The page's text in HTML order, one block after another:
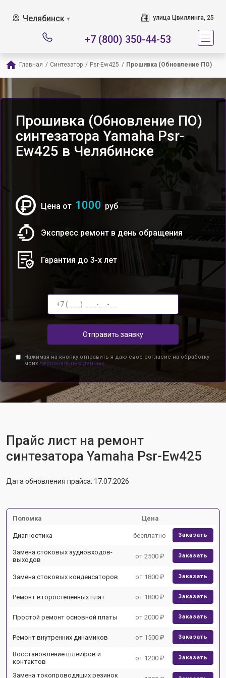
Челябинск ▼ улица Цвиллинга, 25
+7 (800) 350-44-53
Главная / Синтезатор / Psr-Ew425 / Прошивка (Обновление ПО)
Прошивка (Обновление ПО)
синтезатора Yamaha Psr-
Ew425 в Челябинске
Цена от 1000 руб
Экспресс ремонт в день обращения
Гарантия до 3-х лет
Отправить заявку
Нажимая на кнопку отправить я даю свое согласие на обработку
моих персональных данных.
Прайс лист на ремонт
синтезатора Yamaha Psr-Ew425
Дата обновления прайса: 17.07.2026
Поломка Цена
Диагностика бесплатно Заказать
Замена стоковых аудиовходов-
выходов
от 2500 ₽ Заказать
Замена стоковых конденсаторов от 1800 ₽ Заказать
Ремонт второстепенных плат от 1800 ₽ Заказать
Простой ремонт основной платы от 2000 ₽ Заказать
Ремонт внутренних динамиков от 1500 ₽ Заказать
Восстановление шлейфов и
контактов
от 1200 ₽ Заказать
Замена токопроводящих резинок